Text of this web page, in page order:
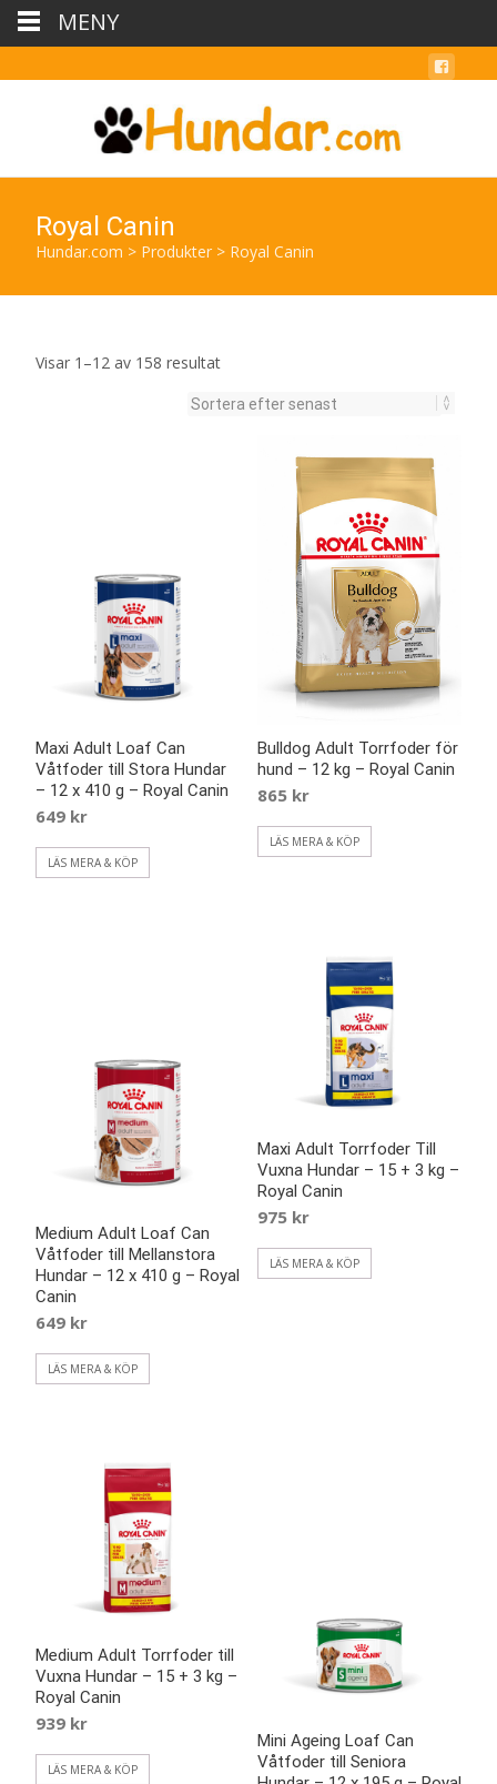
Royal Canin
Hundar.com > Produkter > Royal Canin
Visar 1–12 av 158 resultatSortera
senaste
Maxi Adult Loaf Can
Våtfoder till Stora Hundar
– 12 x 410 g – Royal Canin
649 kr
LÄS MERA & KÖP
Bulldog Adult Torrfoder för
hund – 12 kg – Royal Canin
865 kr
LÄS MERA & KÖP
Medium Adult Loaf Can
Våtfoder till Mellanstora
Hundar – 12 x 410 g – Royal
Canin
649 kr
LÄS MERA & KÖP
Maxi Adult Torrfoder Till
Vuxna Hundar – 15 + 3 kg –
Royal Canin
975 kr
LÄS MERA & KÖP
Medium Adult Torrfoder till
Vuxna Hundar – 15 + 3 kg –
Royal Canin
939 kr
LÄS MERA & KÖP
Mini Ageing Loaf Can
Våtfoder till Seniora
MENY